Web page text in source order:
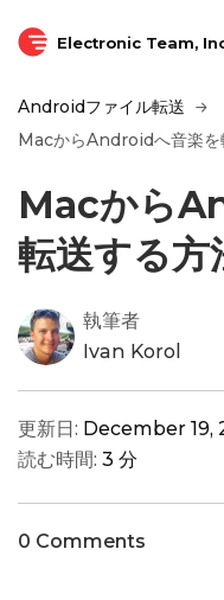
Electronic Team,
Androidファイル転送
MacからAndroidへ音楽を
Macから
転送する方
執筆者
Ivan Korol
更新日: December 19,
読む時間: 3 分
0 Comments